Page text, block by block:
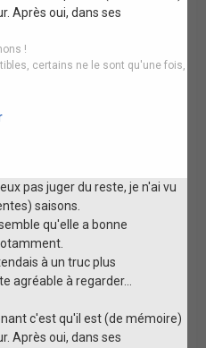
Après oui, dans ses
!
certains ne le sont qu'une fois,
pas juger du reste, je n'ai vu
saisons.
qu'elle a bonne
à un truc plus
agréable à regarder...
c'est qu'il est (de mémoire)
Après oui, dans ses